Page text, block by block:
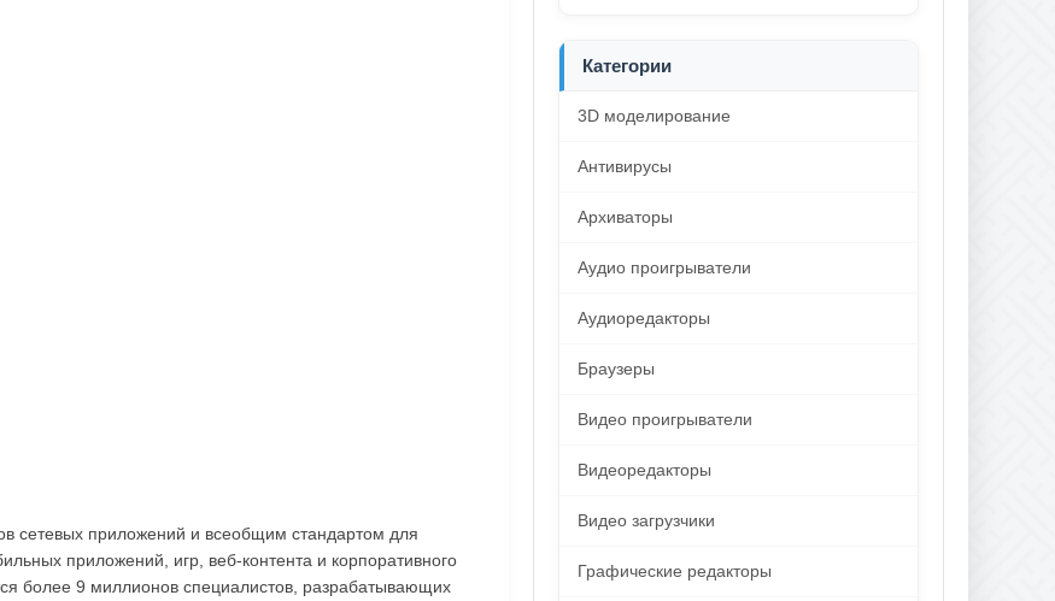
сетевых приложений и всеобщим стандартом для
приложений, игр, веб-контента и корпоративного
более 9 миллионов специалистов, разрабатывающих
Категории
3D моделирование
Антивирусы
Архиваторы
Аудио проигрыватели
Аудиоредакторы
Браузеры
Видео проигрыватели
Видеоредакторы
Видео загрузчики
Графические редакторы